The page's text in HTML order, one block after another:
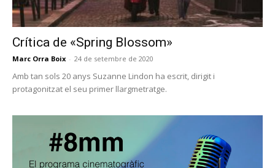
Crítica de «Spring Blossom»
Marc Orra Boix - 24 de setembre de 2020
Amb tan sols 20 anys Suzanne Lindon ha escrit, dirigit i
protagonitzat el seu primer llargmetratge.